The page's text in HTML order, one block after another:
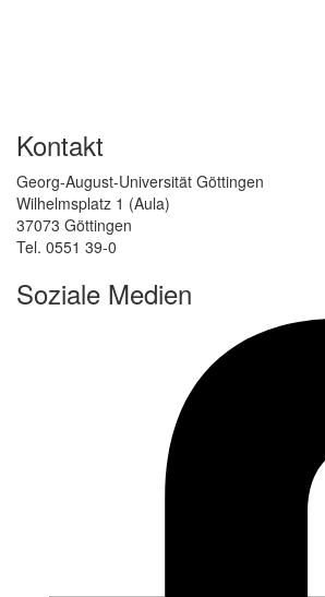
Kontakt
Georg-August-Universität Göttingen
Wilhelmsplatz 1 (Aula)
37073 Göttingen
Tel. 0551 39-0
Soziale Medien